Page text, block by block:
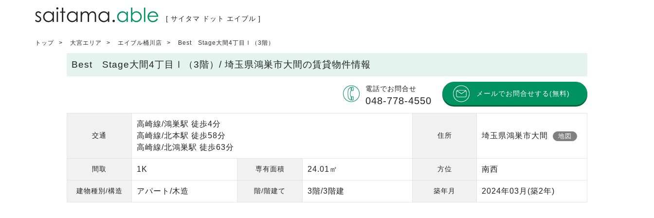
[ サイタマ ドット エイブル ]
トップ 大宮エリア エイブル桶川店 Best Stage大間4丁目Ⅰ（3階）
Best Stage大間4丁目Ⅰ（3階）/ 埼玉県鴻巣市大間の賃貸物件情報
電話でお問合せ
048-778-4550
メールでお問合せする(無料)
交通
高崎線/鴻巣駅 徒歩4分
高崎線/北本駅 徒歩58分
高崎線/北鴻巣駅 徒歩63分
住所 埼玉県鴻巣市大間 地図
間取 1K 専有面積 24.01㎡ 方位 南西
建物種別/構造 アパート/木造 階/階建て 3階/3階建 築年月 2024年03月 (築2年)